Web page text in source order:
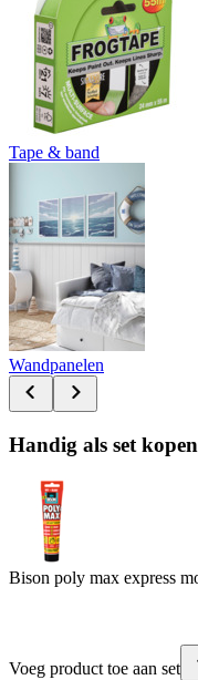
Tape & band
Wandpanelen
Handig als set kopen
Bison poly max express
Voeg product toe aan set